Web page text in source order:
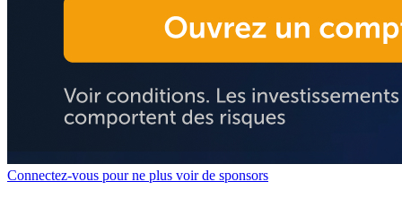
Connectez-vous pour ne plus voir de sponsors